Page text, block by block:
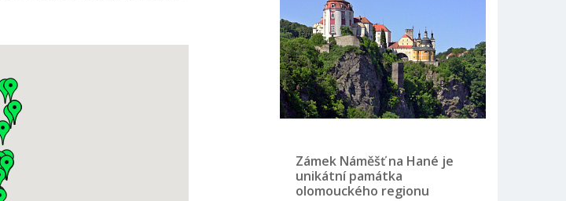
Zámek Náměšť na Hané je
unikátní památka
olomouckého regionu